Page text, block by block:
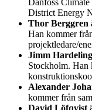
District Energy
Thor Berggren
Han kommer
projektledare/
Jimm Hardeling
Stockholm. Han
Alexander
kommer från
David Löfqvist